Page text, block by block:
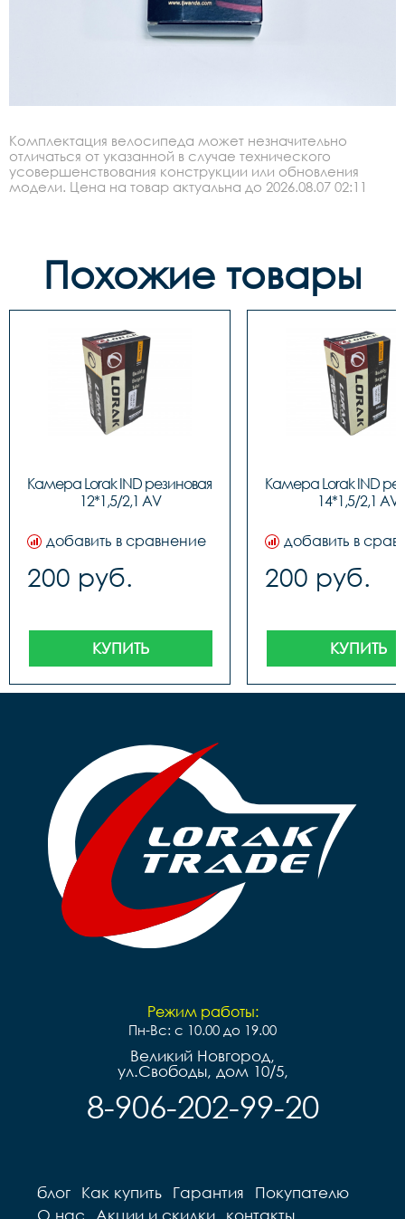
Комплектация велосипеда может незначительно
отличаться от указанной в случае технического
усовершенствования конструкции или обновления
модели. Цена на товар актуальна до 2026.08.07 02:11
Похожие товары
Камера Lorak IND резиновая
12*1,5/2,1 AV
добавить в сравнение
200 руб.
КУПИТЬ
Камера Lorak IND
14*1,5/2,1 AV
добавить в
200 руб.
КУПИТЬ
Режим работы:
Пн-Вс: с 10.00 до 19.00
Великий Новгород,
ул.Свободы, дом 10/5,
8-906-202-99-20
блог Как купить Гарантия
Покупателю